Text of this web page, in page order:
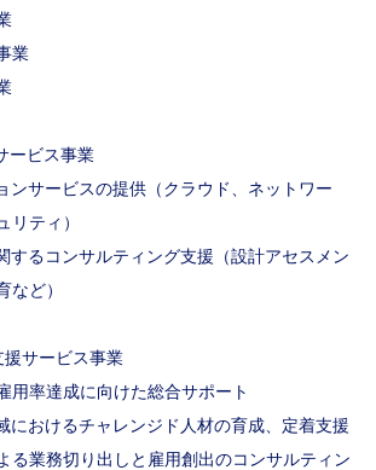
業
ービス事業
サービスの提供（クラウド、ネットワー
リティ）
るコンサルティング支援（設計アセスメン
など）
サービス事業
用率達成に向けた総合サポート
おけるチャレンジド人材の育成、定着支援
る業務切り出しと雇用創出のコンサルティン